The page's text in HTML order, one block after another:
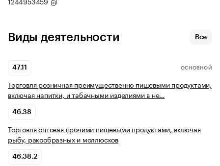
Виды деятельности Все
47.11 ОСНОВНОЙ
Торговля розничная преимущественно пищевыми продуктами,
включая напитки, и табачными изделиями в не…
46.38
Торговля оптовая прочими пищевыми продуктами, включая
рыбу, ракообразных и моллюсков
46.38.2